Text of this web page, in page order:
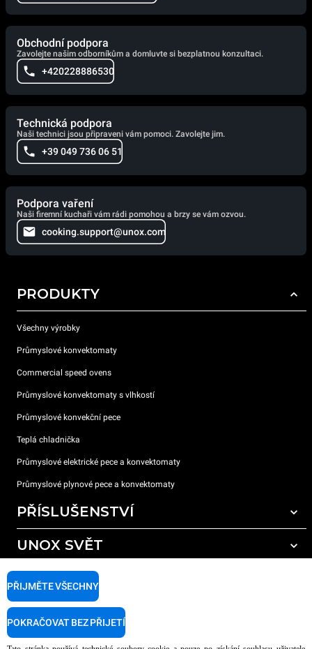
Obchodní podpora
Zavolejte našim odborníkům a domluvte si bezplatnou konzultaci.
+420228886530
Technická podpora
Naši technici jsou připraveni vám pomoci. Zavolejte jim.
+39 049 736 06 51
Podpora vaření
Naši firemní kuchaři vám rádi pomohou a brzy se vám ozvou.
cooking.support@unox.com
PRODUKTY
Všechny výrobky
Průmyslové konvektomaty
Commercial speed ovens
Průmyslové konvektomaty s vlhkostí
Průmyslové konvekční pece
Teplá chladnička
Průmyslové elektrické pece a konvektomaty
Průmyslové plynové pece a konvektomaty
PŘÍSLUŠENSTVÍ
Všechna příslušenství
Čisticí prostředky pro ruční mytí
Úprava vody pryskyřičnými filtry
Úprava vody reverzní osmózou
UNOX SVĚT
Naše pobočky po celém světě
PODPORA
PŘIJMĚTE VŠECHNY
POKRAČOVAT BEZ PŘIJETÍ